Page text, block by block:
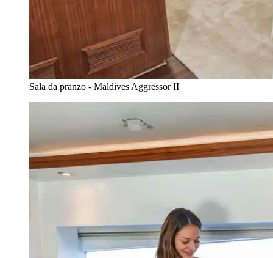
Sala da pranzo - Maldives Aggressor II